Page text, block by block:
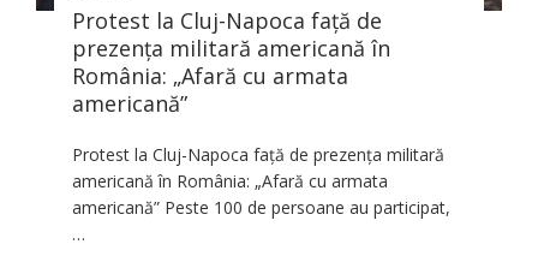
Protest la Cluj-Napoca față de
prezența militară americană în
România: „Afară cu armata
americană”
Protest la Cluj-Napoca față de prezența militară
americană în România: „Afară cu armata
americană” Peste 100 de persoane au participat,
…